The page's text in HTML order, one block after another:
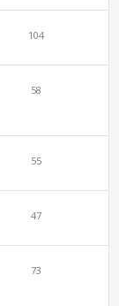
104
58
55
47
73